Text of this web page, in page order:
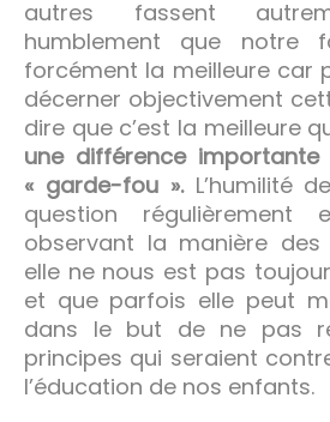
autres fassent
humblement que notre
forcément la meilleure car
décerner objectivement
dire que c’est la meilleure
une différence
« garde-fou ».L’humilité
question régulièrement
observant la manière
elle ne nous est pas
et que parfois elle peut
dans le but de ne pas
principes qui seraient
l’éducation de nos enfants.